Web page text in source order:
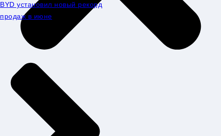
BYD установил новый рекорд
продаж в июне